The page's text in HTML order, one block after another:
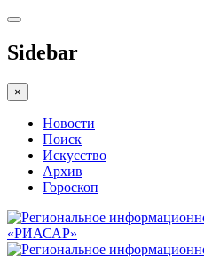
Sidebar
×
Новости
Поиск
Искусство
Архив
Гороскоп